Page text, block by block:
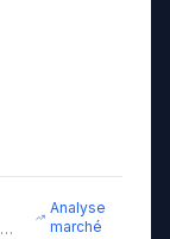
Analyse
marché